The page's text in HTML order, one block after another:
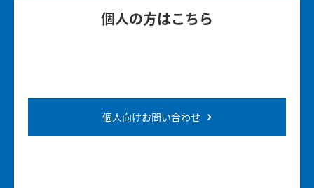
個人の方はこちら
個人向けお問い合わせ